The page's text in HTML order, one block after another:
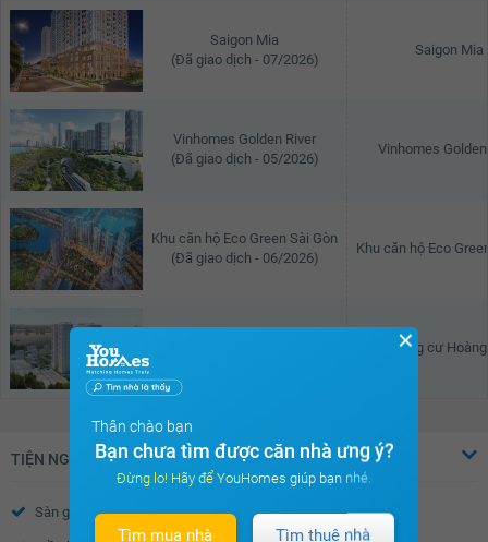
Saigon Mia
(Đã giao dịch - 07/2026)
Saigon Mia
Vinhomes Golden River
(Đã giao dịch - 05/2026)
Vinhomes
Khu căn hộ Eco Green Sài Gòn
(Đã giao dịch - 06/2026)
Khu căn hộ Eco
Chung cư
TIỆN NGHI
Sàn gỗ Sàn đá
✕
Thân chào bạn
Bạn chưa tìm được căn nhà ưng ý?
Đừng lo! Hãy để YouHomes giúp bạn nhé.
Tìm mua nhà Tìm thuê nhà